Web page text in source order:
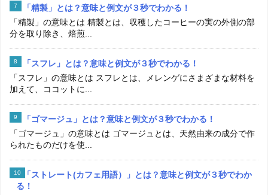
「精製」とは？意味と例文が３秒でわかる！
「精製」の意味とは 精製とは、収穫したコーヒーの実の外側の部
分を取り除き、焙煎...
「スフレ」とは？意味と例文が３秒でわかる！
「スフレ」の意味とは スフレとは、メレンゲにさまざまな材料を
加えて、ココットに...
「ゴマージュ」とは？意味と例文が３秒でわかる！
「ゴマージュ」の意味とは ゴマージュとは、天然由来の成分で作
られたものだけを使...
「ストレート(カフェ用語）」とは？意味と例文が３秒でわか
る！